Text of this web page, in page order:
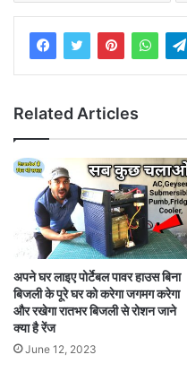
Related Articles
अपने घर लाइए पोर्टेबल पावर हाउस बिना
बिजली के पूरे घर को करेगा जगमग करेगा
और रखेगा रातभर बिजली से रोशन जाने
क्या है रेंज
June 12, 2023